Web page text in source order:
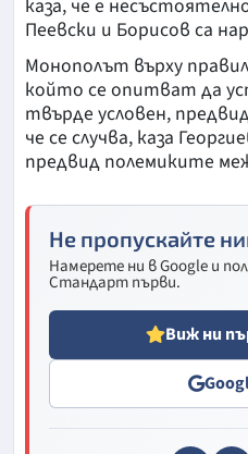
каза, че е
Пеевски и Борисов са
Монополът върху
който се опитват да
твърде условен,
че се случва, каза
предвид полемиките
Не пропускайте
Намерете ни в Google и
Стандарт първи.
Виж ни